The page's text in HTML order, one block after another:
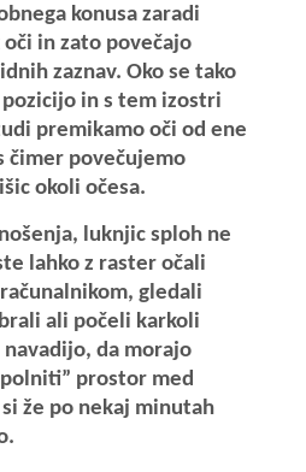
konusa zaradi
in zato povečajo
zaznav. Oko se tako
in s tem izostri
premikamo oči od ene
čimer povečujemo
okoli očesa.
luknjic sploh ne
lahko z raster očali
gledali
ali počeli karkoli
da morajo
prostor med
že po nekaj minutah